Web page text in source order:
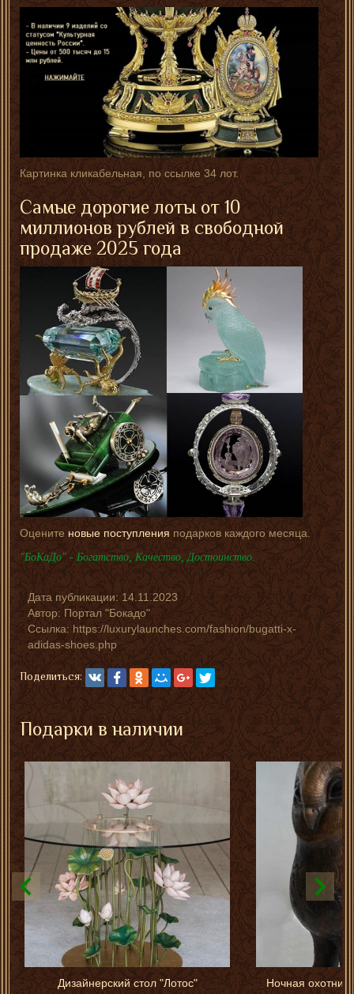
Картинка кликабельная, по ссылке 34 лот.
Самые дорогие лоты от 10
миллионов рублей в свободной
продаже 2025 года
Оцените новые поступленияподарков каждого месяца.
"БоКаДо" - Богатство, Качество, Достоинство.
Дата публикации:14.11.2023
Автор:Портал "Бокадо"
Ссылка: https://luxurylaunches.com/fashion/bugatti-x-
adidas-shoes.php
Поделиться:
Подарки в наличии
Дизайнерский стол "Лотос" Ночная